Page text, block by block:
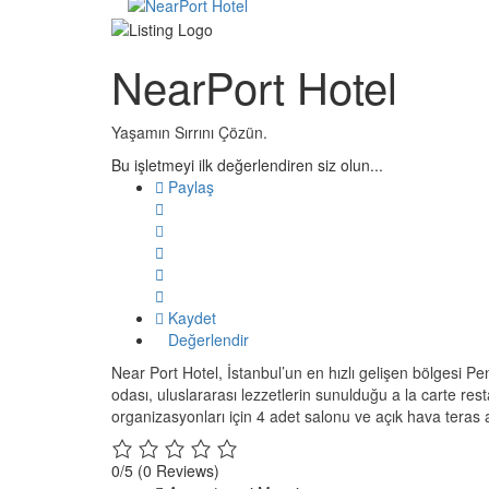
NearPort Hotel
Yaşamın Sırrını Çözün.
Bu işletmeyi ilk değerlendiren siz olun...
Paylaş
Kaydet
Değerlendir
Near Port Hotel, İstanbul’un en hızlı gelişen bölgesi
odası, uluslararası lezzetlerin sunulduğu a la carte
organizasyonları için 4 adet salonu ve açık hava teras
0/5 (0 Reviews)